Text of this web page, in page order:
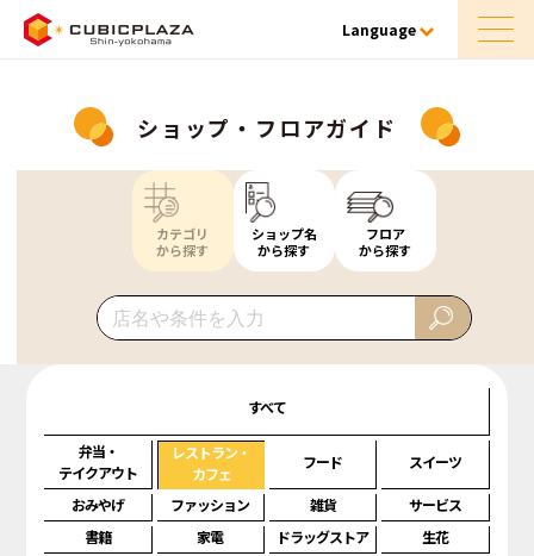
Language
ショップ・フロアガイド
カテゴリ
から探す
ショップ名
から探す
フロア
から探す
すべて
弁当・
テイクアウト
レストラン・
カフェ
フード スイーツ
おみやげ ファッション 雑貨
サービス
書籍
家電 ドラッグストア 生花